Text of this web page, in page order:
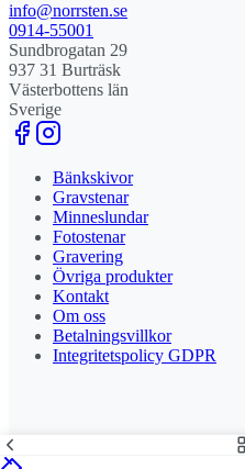
info@norrsten.se
0914-55001
Sundbrogatan 29
937 31 Burträsk
Västerbottens län
Sverige
Bänkskivor
Gravstenar
Minneslundar
Fotostenar
Gravering
Övriga produkter
Kontakt
Om oss
Betalningsvillkor
Integritetspolicy GDPR
Stolt leverantör och